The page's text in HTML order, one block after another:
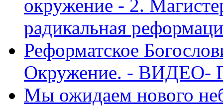
окружение - 2.
радикальная
Реформатское
Окружение. - ВИДЕО-
Мы ожидаем нового